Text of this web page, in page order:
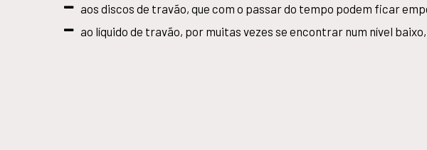
aos discos de travão, que com o passar do tempo podem ficar
ao líquido de travão, por muitas vezes se encontrar num nível